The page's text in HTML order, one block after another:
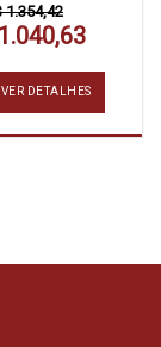
1.354,42
VER DETALHES